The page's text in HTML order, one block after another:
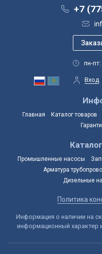
+7
пн-
Вход
Главная Каталог товаров
Промышленные насосы
Арматура
Дизельные
Политика
Информация о наличии на
информационный характер